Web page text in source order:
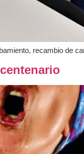
recambio de